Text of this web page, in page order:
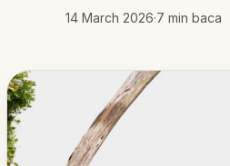
14 March 2026·7 min baca